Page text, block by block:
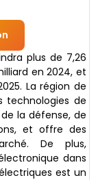
plus de 7,26
en 2024, et
La région de
technologies de
la défense, de
et offre des
De plus,
dans
est un